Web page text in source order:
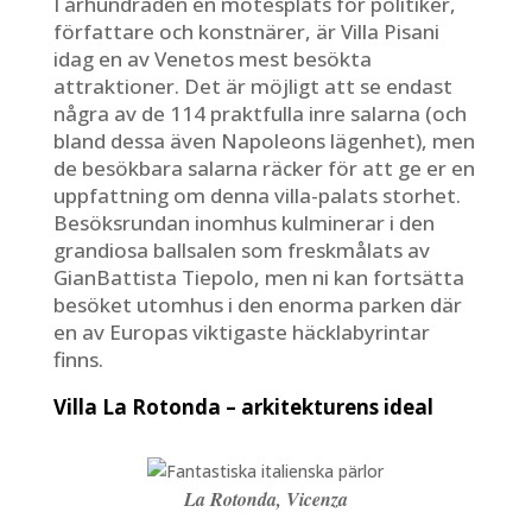
författare och konstnärer, är Villa Pisani
idag en av Venetos mest besökta
attraktioner. Det är möjligt att se endast
några av de 114 praktfulla inre salarna (och
bland dessa även Napoleons lägenhet), men
de besökbara salarna räcker för att ge er en
uppfattning om denna villa-palats storhet.
Besöksrundan inomhus kulminerar i den
grandiosa ballsalen som freskmålats av
GianBattista Tiepolo, men ni kan fortsätta
besöket utomhus i den enorma parken där
en av Europas viktigaste häcklabyrintar
finns.
Villa La Rotonda – arkitekturens ideal
La Rotonda, Vicenza